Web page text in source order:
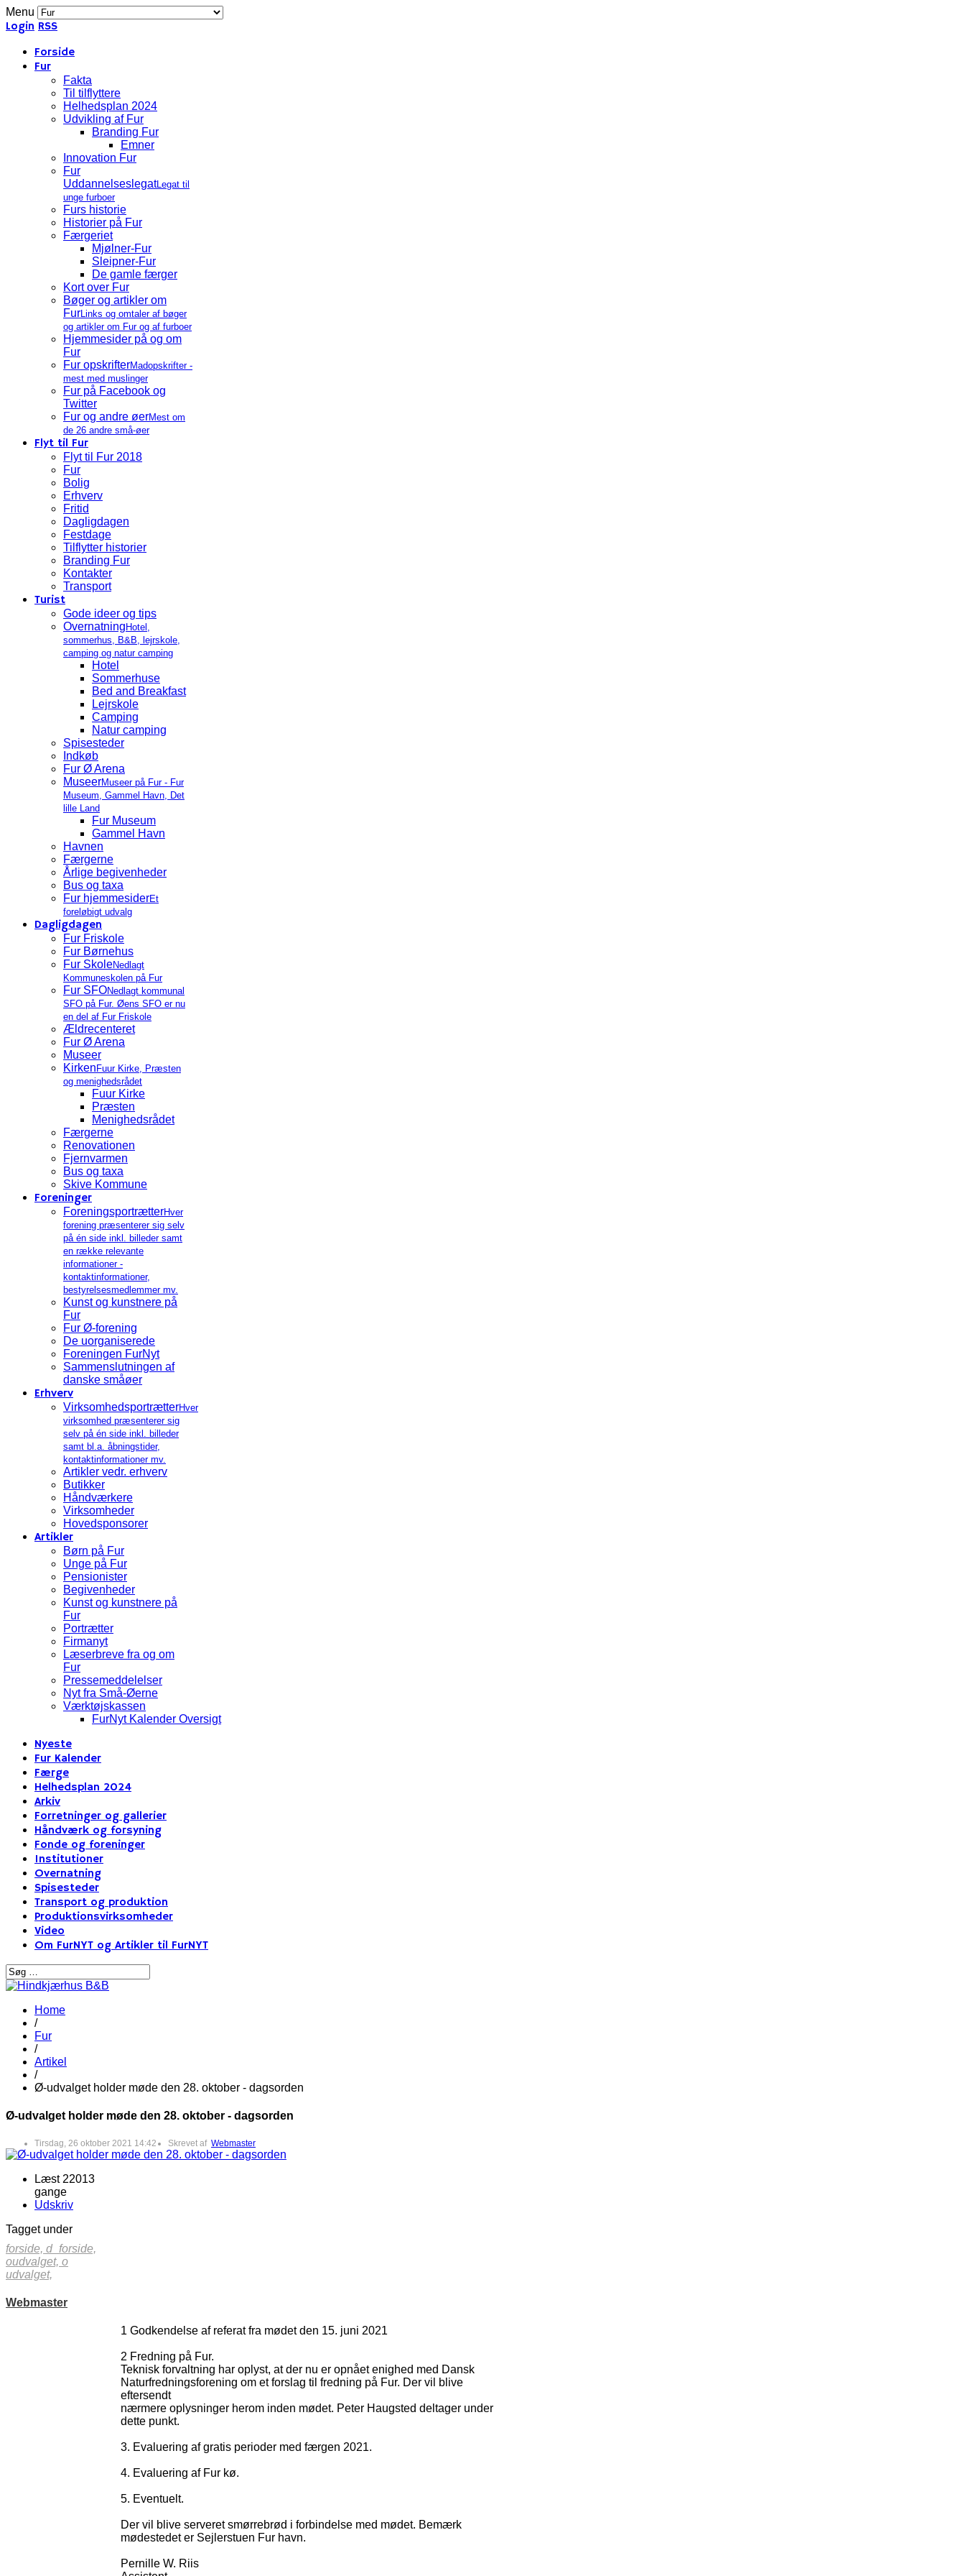
Menu
Login RSS
Forside
Fur
Fakta
Til tilflyttere
Helhedsplan 2024
Udvikling af Fur
Branding Fur
Emner
Innovation Fur
Fur
UddannelseslegatLegat til
unge furboer
Furs historie
Historier på Fur
Færgeriet
Mjølner-Fur
Sleipner-Fur
De gamle færger
Kort over Fur
Bøger og artikler om
FurLinks og omtaler af bøger
og artikler om Fur og af furboer
Hjemmesider på og om
Fur
Fur opskrifterMadopskrifter -
mest med muslinger
Fur på Facebook og
Twitter
Fur og andre øerMest om
de 26 andre små-øer
Flyt til Fur
Flyt til Fur 2018
Fur
Bolig
Erhverv
Fritid
Dagligdagen
Festdage
Tilflytter historier
Branding Fur
Kontakter
Transport
Turist
Gode ideer og tips
Overnatning Hotel,
sommerhus, B&B, lejrskole,
camping og natur camping
Hotel
Sommerhuse
Bed and Breakfast
Lejrskole
Camping
Natur camping
Spisesteder
Indkøb
Fur Ø Arena
MuseerMuseer på Fur - Fur
Museum, Gammel Havn, Det
lille Land
Fur Museum
Gammel Havn
Havnen
Færgerne
Årlige begivenheder
Bus og taxa
Fur hjemmesiderEt
foreløbigt udvalg
Dagligdagen
Fur Friskole
Fur Børnehus
Fur SkoleNedlagt
Kommuneskolen på Fur
Fur SFONedlagt kommunal
SFO på Fur. Øens SFO er nu
en del af Fur Friskole
Ældrecenteret
Fur Ø Arena
Museer
Kirken Fuur Kirke, Præsten
og menighedsrådet
Fuur Kirke
Præsten
Menighedsrådet
Færgerne
Renovationen
Fjernvarmen
Bus og taxa
Skive Kommune
Foreninger
ForeningsportrætterHver
forening præsenterer sig selv
på én side inkl. billeder samt
en række relevante
informationer -
kontaktinformationer,
bestyrelsesmedlemmer mv.
Kunst og kunstnere på
Fur
Fur Ø-forening
De uorganiserede
Foreningen FurNyt
Sammenslutningen af
danske småøer
Erhverv
VirksomhedsportrætterHver
virksomhed præsenterer sig
selv på én side inkl. billeder
samt bl.a. åbningstider,
kontaktinformationer mv.
Artikler vedr. erhverv
Butikker
Håndværkere
Virksomheder
Hovedsponsorer
Artikler
Børn på Fur
Unge på Fur
Pensionister
Begivenheder
Kunst og kunstnere på
Fur
Portrætter
Firmanyt
Læserbreve fra og om
Fur
Pressemeddelelser
Nyt fra Små-Øerne
Værktøjskassen
FurNyt Kalender Oversigt
Nyeste
Fur Kalender
Færge
Helhedsplan 2024
Arkiv
Forretninger og gallerier
Håndværk og forsyning
Fonde og foreninger
Institutioner
Overnatning
Spisesteder
Transport og produktion
Produktionsvirksomheder
Video
Om FurNYT og Artikler til FurNYT
Home
/
Fur
/
Artikel
/
Ø-udvalget holder møde den 28. oktober - dagsorden
Ø-udvalget holder møde den 28. oktober - dagsorden
Tirsdag, 26 oktober 2021 14:42 Skrevet af Webmaster
Læst 22013
gange
Udskriv
Tagget under
forside, d_forside,
oudvalget, o
udvalget,
Webmaster
1 Godkendelse af referat fra mødet den 15. juni 2021
2 Fredning på Fur.
Teknisk forvaltning har oplyst, at der nu er opnået enighed med Dansk
Naturfredningsforening om et forslag til fredning på Fur. Der vil blive
eftersendt
nærmere oplysninger herom inden mødet. Peter Haugsted deltager under
dette punkt.
3. Evaluering af gratis perioder med færgen 2021.
4. Evaluering af Fur kø.
5. Eventuelt.
Der vil blive serveret smørrebrød i forbindelse med mødet. Bemærk
mødestedet er Sejlerstuen Fur havn.
Pernille W. Riis